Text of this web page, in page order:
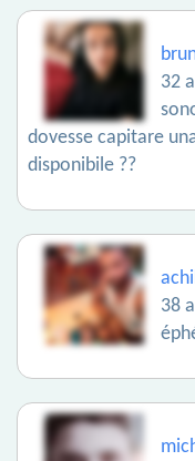
32
dovesse capitare
disponibile ??
38